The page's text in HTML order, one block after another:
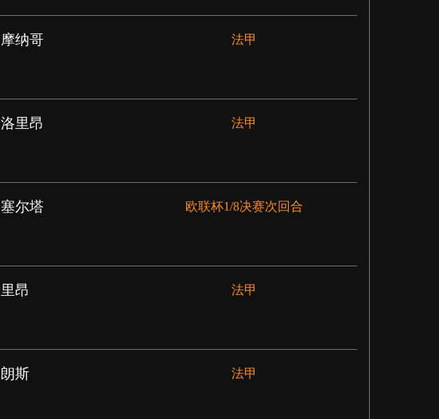
摩纳哥 法甲
洛里昂 法甲
塞尔塔 欧联杯1/8决赛次回合
里昂 法甲
朗斯 法甲